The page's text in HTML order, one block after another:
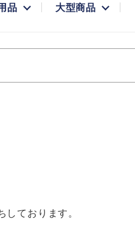
品 大型商品
ております。